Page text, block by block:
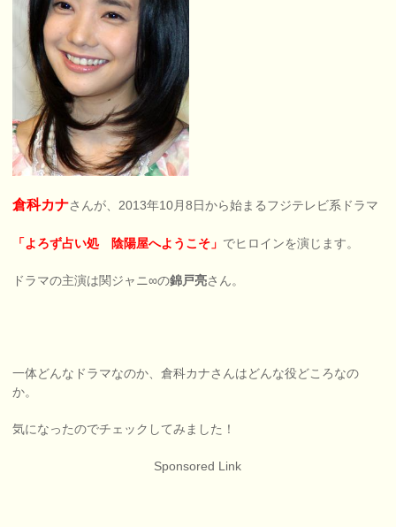
倉科カナさんが、2013年10月8日から始まるフジテレビ系ドラマ
「よろず占い処 陰陽屋へようこそ」 でヒロインを演じます。
ドラマの主演は関ジャニ∞の錦戸亮さん。
一体どんなドラマなのか、倉科カナさんはどんな役どころなの
か。
気になったのでチェックしてみました！
Sponsored Link